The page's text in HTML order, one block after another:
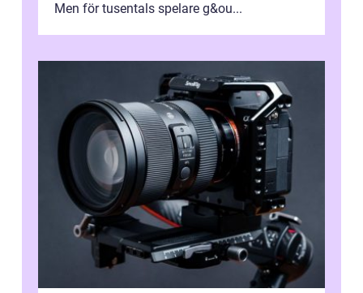
Men för tusentals spelare g&ou...